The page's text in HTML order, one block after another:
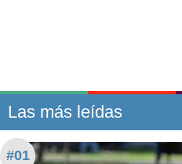
Las más leídas
#01